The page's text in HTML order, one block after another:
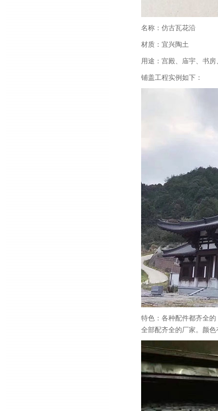
名称：仿古瓦花沿
材质：宜兴陶土
用途：宫殿、庙宇、书
铺盖工程实例如下：
特色：各种配件都齐全
全部配齐全的厂家。颜